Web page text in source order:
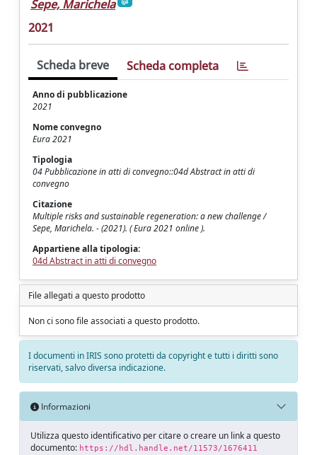
Sepe, Marichela
2021
Scheda breve Scheda completa
Anno di pubblicazione
2021
Nome convegno
Eura 2021
Tipologia
04 Pubblicazione in atti di convegno::04d Abstract in atti di
convegno
Citazione
Multiple risks and sustainable regeneration: a new challenge /
Sepe, Marichela. - (2021). ( Eura 2021 online ).
Appartiene alla tipologia:
04d Abstract in atti di convegno
File allegati a questo prodotto
Non ci sono file associati a questo prodotto.
I documenti in IRIS sono protetti da copyright e tutti i diritti sono
riservati, salvo diversa indicazione.
Informazioni
Utilizza questo identificativo per citare o creare un link a questo
documento: https://hdl.handle.net/11573/1676411